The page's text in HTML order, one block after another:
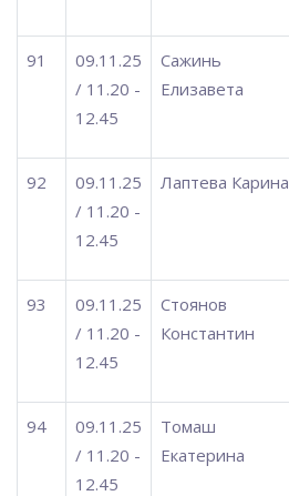
91
09.11.25
/ 11.20 -
12.45
Сажинь
Елизавета
92
09.11.25
/ 11.20 -
12.45
Лаптева Карина
93
09.11.25
/ 11.20 -
12.45
Стоянов
Константин
94
09.11.25
/ 11.20 -
12.45
Томаш
Екатерина